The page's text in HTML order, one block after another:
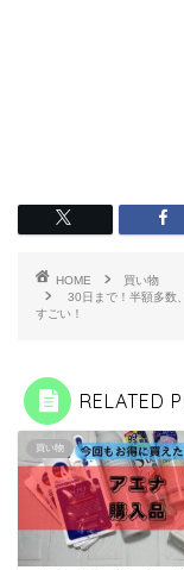
HOME
買い物
30日まで！半額多数
すごい！
RELATED
買い物